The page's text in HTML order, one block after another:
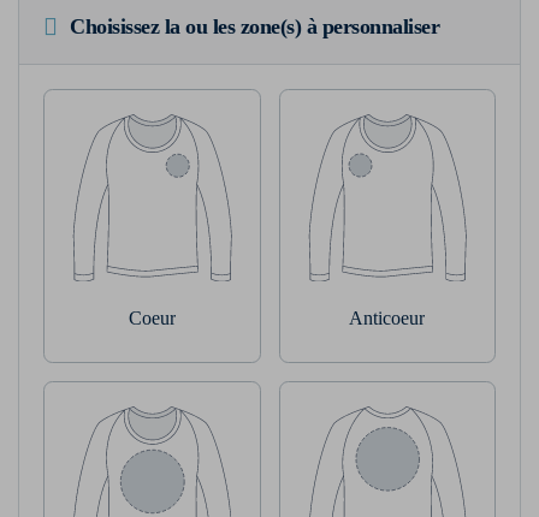
Choisissez la ou les zone(s) à personnaliser
Coeur Anticoeur